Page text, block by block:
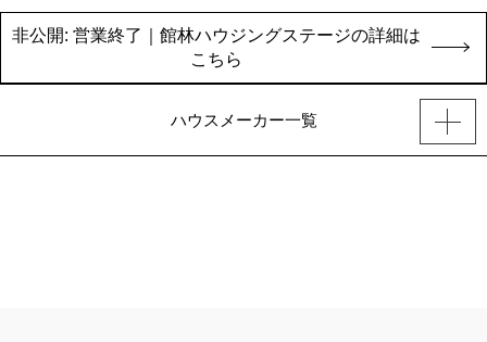
非公開: 営業終了｜館林ハウジングステージの詳細は
こちら
ハウスメーカー一覧